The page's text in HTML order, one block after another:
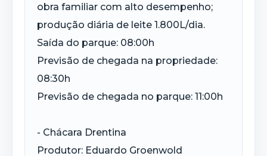
obra familiar com alto desempenho;
produção diária de leite 1.800L/dia.
Saída do parque: 08:00h
Previsão de chegada na propriedade:
08:30h
Previsão de chegada no parque: 11:00h
- Chácara Drentina
Produtor: Eduardo Groenwold